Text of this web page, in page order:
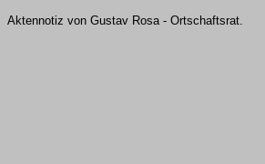
Aktennotiz von Gustav Rosa - Ortschaftsrat.